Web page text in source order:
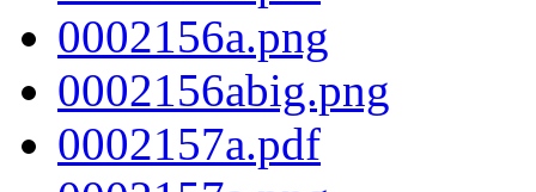
0002156a.png
0002156abig.png
0002157a.pdf